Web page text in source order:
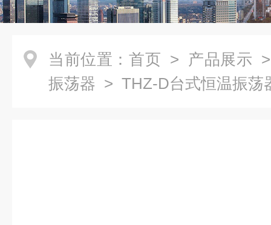
当前位置： 首页 > 产品展示
振荡器 > THZ-D台式恒温振荡